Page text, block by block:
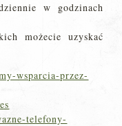
w godzinach
możecie uzyskać
wsparcia-przez-
telefony-